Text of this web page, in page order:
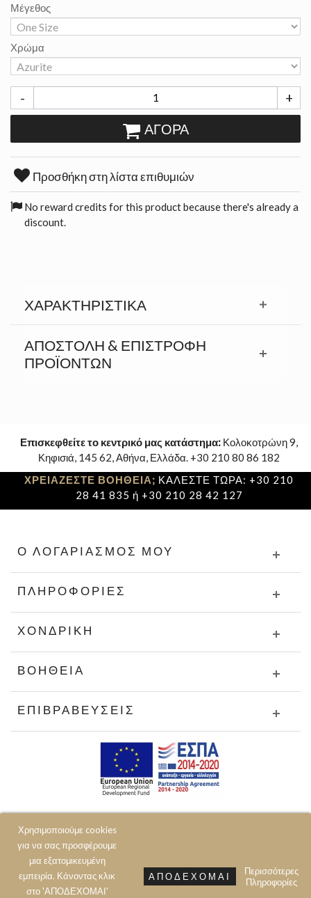
Χρησιμοποιούμε cookies
για να σας προσφέρουμε
μια εξατομικευμένη
εμπειρία. Κάνοντας κλικ
στο 'ΑΠΟΔΕΧΟΜΑΙ'
ΑΠΟΔΈΧΟΜΑΙ
Περισσότερες
Πληροφορίες
Μέγεθος
Χρώμα
- +
ΑΓΟΡΆ
Προσθήκη στη λίστα επιθυμιών
No reward credits for this product because there's already a
discount.
ΧΑΡΑΚΤΗΡΙΣΤΙΚΆ
ΑΠΟΣΤΟΛΉ & ΕΠΙΣΤΡΟΦΉ
ΠΡΟΪΟΝΤΩΝ
Επισκεφθείτε το κεντρικό μας κατάστημα: Κολοκοτρώνη 9,
Κηφισιά, 145 62, Αθήνα, Ελλάδα. +30 210 80 86 182
ΧΡΕΙΑΖΕΣΤΕ ΒΟΗΘΕΙΑ; ΚΑΛΕΣΤΕ ΤΩΡΑ: +30 210
28 41 835 ή +30 210 28 42 127
Ο ΛΟΓΑΡΙΑΣΜΌΣ ΜΟΥ
ΠΛΗΡΟΦΟΡΊΕΣ
ΧΟΝΔΡΙΚΉ
ΒΟΉΘΕΙΑ
ΕΠΙΒΡΑΒΕΎΣΕΙΣ
© 2020 JOIN CLOTHES SA. ALL RIGHTS RESERVED